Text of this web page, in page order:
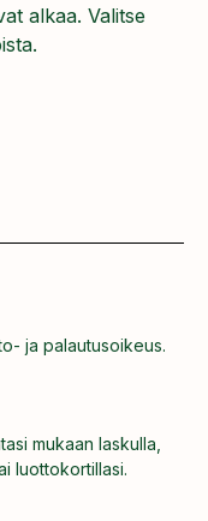
alkaa. Valitse
ja palautusoikeus.
mukaan laskulla,
luottokortillasi.